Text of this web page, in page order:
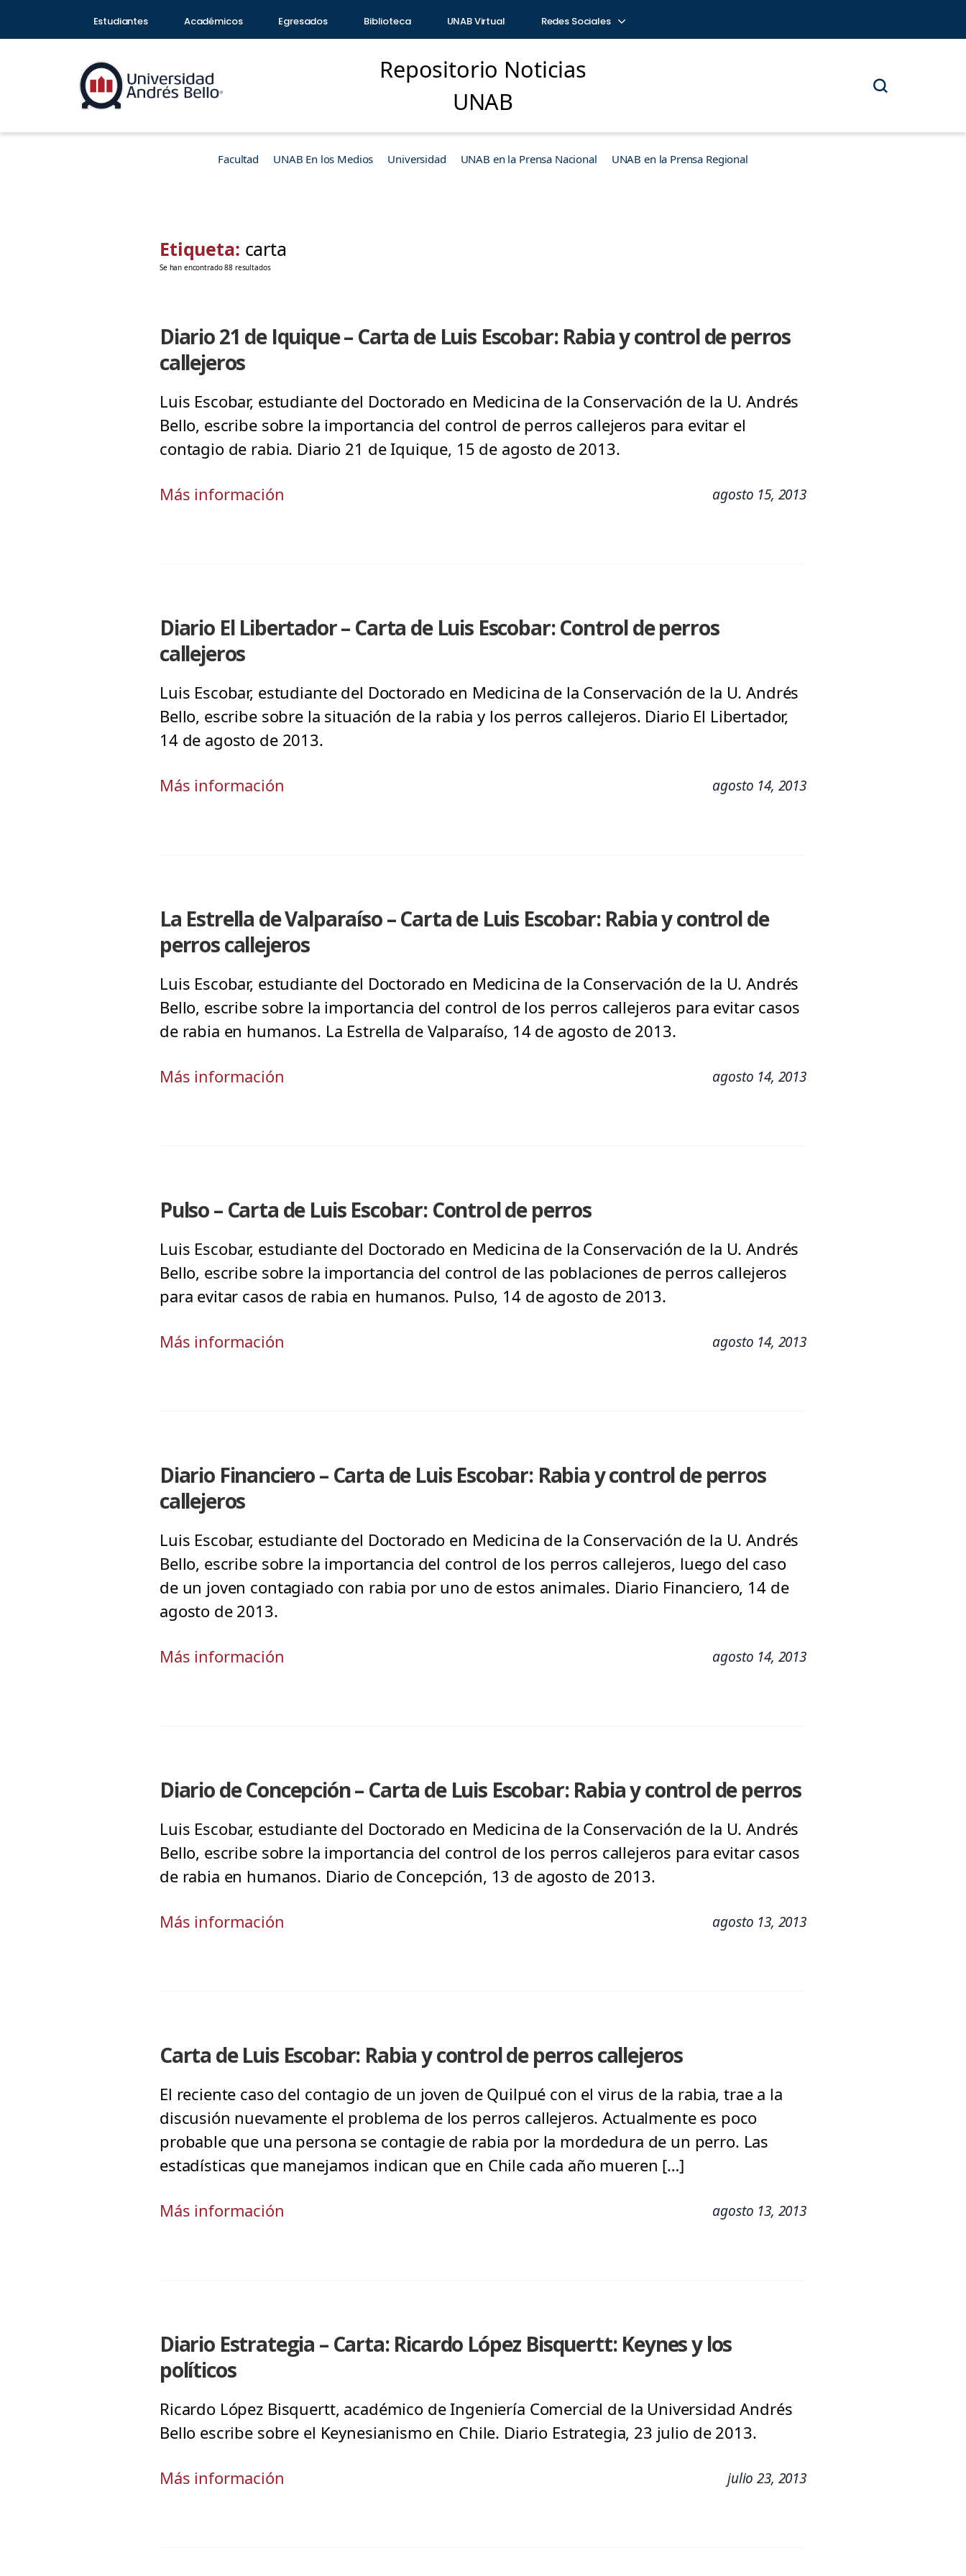
Estudiantes Académicos Egresados Biblioteca UNAB Virtual Redes Sociales
Repositorio Noticias
UNAB
Facultad UNAB En los Medios Universidad UNAB en la Prensa Nacional UNAB en la Prensa Regional
Etiqueta: carta
Se han encontrado 88 resultados
Diario 21 de Iquique – Carta de Luis Escobar: Rabia y control de perros
callejeros
Luis Escobar, estudiante del Doctorado en Medicina de la Conservación de la U. Andrés
Bello, escribe sobre la importancia del control de perros callejeros para evitar el
contagio de rabia. Diario 21 de Iquique, 15 de agosto de 2013.
Más información agosto 15, 2013
Diario El Libertador – Carta de Luis Escobar: Control de perros
callejeros
Luis Escobar, estudiante del Doctorado en Medicina de la Conservación de la U. Andrés
Bello, escribe sobre la situación de la rabia y los perros callejeros. Diario El Libertador,
14 de agosto de 2013.
Más información agosto 14, 2013
La Estrella de Valparaíso – Carta de Luis Escobar: Rabia y control de
perros callejeros
Luis Escobar, estudiante del Doctorado en Medicina de la Conservación de la U. Andrés
Bello, escribe sobre la importancia del control de los perros callejeros para evitar casos
de rabia en humanos. La Estrella de Valparaíso, 14 de agosto de 2013.
Más información agosto 14, 2013
Pulso – Carta de Luis Escobar: Control de perros
Luis Escobar, estudiante del Doctorado en Medicina de la Conservación de la U. Andrés
Bello, escribe sobre la importancia del control de las poblaciones de perros callejeros
para evitar casos de rabia en humanos. Pulso, 14 de agosto de 2013.
Más información agosto 14, 2013
Diario Financiero – Carta de Luis Escobar: Rabia y control de perros
callejeros
Luis Escobar, estudiante del Doctorado en Medicina de la Conservación de la U. Andrés
Bello, escribe sobre la importancia del control de los perros callejeros, luego del caso
de un joven contagiado con rabia por uno de estos animales. Diario Financiero, 14 de
agosto de 2013.
Más información agosto 14, 2013
Diario de Concepción – Carta de Luis Escobar: Rabia y control de perros
Luis Escobar, estudiante del Doctorado en Medicina de la Conservación de la U. Andrés
Bello, escribe sobre la importancia del control de los perros callejeros para evitar casos
de rabia en humanos. Diario de Concepción, 13 de agosto de 2013.
Más información agosto 13, 2013
Carta de Luis Escobar: Rabia y control de perros callejeros
El reciente caso del contagio de un joven de Quilpué con el virus de la rabia, trae a la
discusión nuevamente el problema de los perros callejeros. Actualmente es poco
probable que una persona se contagie de rabia por la mordedura de un perro. Las
estadísticas que manejamos indican que en Chile cada año mueren […]
Más información agosto 13, 2013
Diario Estrategia – Carta: Ricardo López Bisquertt: Keynes y los
políticos
Ricardo López Bisquertt, académico de Ingeniería Comercial de la Universidad Andrés
Bello escribe sobre el Keynesianismo en Chile. Diario Estrategia, 23 julio de 2013.
Más información julio 23, 2013